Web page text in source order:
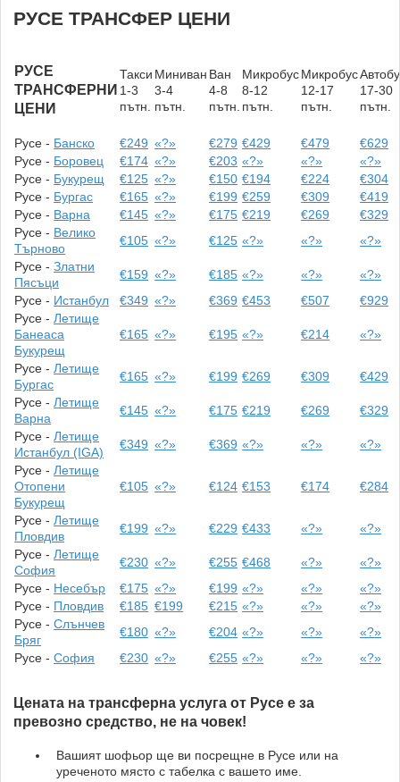
РУСЕ ТРАНСФЕР ЦЕНИ
РУСЕ
ТРАНСФЕРНИ
ЦЕНИ
Такси
1-3
пътн.
Миниван
3-4
пътн.
Ван
4-8
пътн.
Микробус
8-12
пътн.
Микробус
12-17
пътн.
17-30
пътн.
Русе - Банско €249 «?» €279 €429 €479
€629
Русе - Боровец €174 «?» €203 «?» «?»
«?»
Русе - Букурещ €125 «?» €150 €194 €224
€304
Русе - Бургас €165 «?» €199 €259 €309
€419
Русе - Варна €145 «?» €175 €219 €269
€329
Русе - Велико
Търново
€105 «?» €125 «?» «?»
«?»
Русе -Златни
Пясъци
€159 «?» €185 «?» «?»
«?»
Русе - Истанбул €349 «?» €369 €453 €507
€929
Русе - Летище
Банеаса
Букурещ
€165 «?» €195 «?» €214 «?»
Русе - Летище
Бургас
€165 «?» €199 €269 €309
€429
Русе - Летище
Варна
€145 «?» €175 €219 €269
€329
Русе - Летище
Истанбул (IGA)
€349 «?» €369 «?» «?»
«?»
Русе - Летище
Отопени
Букурещ
€105 «?» €124 €153 €174 €284
Русе - Летище
Пловдив
€199 «?» €229 €433 «?»
«?»
Русе - Летище
София
€230 «?» €255 €468 «?»
«?»
Русе - Несебър €175 «?» €199 «?» «?»
«?»
Русе - Пловдив €185 €199 €215 «?» «?»
«?»
Русе -Слънчев
Бряг
€180 «?» €204 «?» «?»
«?»
Русе -София €230 «?» €255 «?» «?» «?»
Цената на трансферна услуга от Русе е за
превозно средство, не на човек!
Вашият шофьор ще ви посрещне в Русе или на
уреченото място с табелка с вашето име.